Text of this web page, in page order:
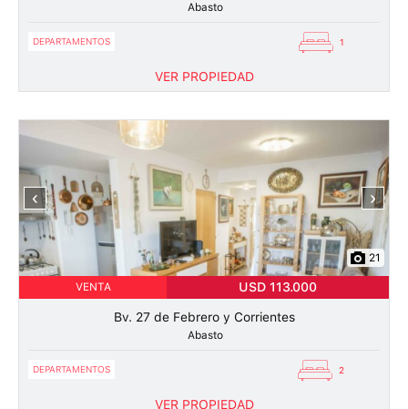
Abasto
DEPARTAMENTOS 1
VER PROPIEDAD
‹ ›
21
VENTA USD 113.000
Bv. 27 de Febrero y Corrientes
Abasto
DEPARTAMENTOS 2
VER PROPIEDAD